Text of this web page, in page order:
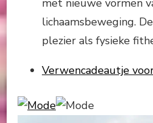
met nieuwe vormen
lichaamsbeweging.
plezier als fysieke
Verwencadeautje